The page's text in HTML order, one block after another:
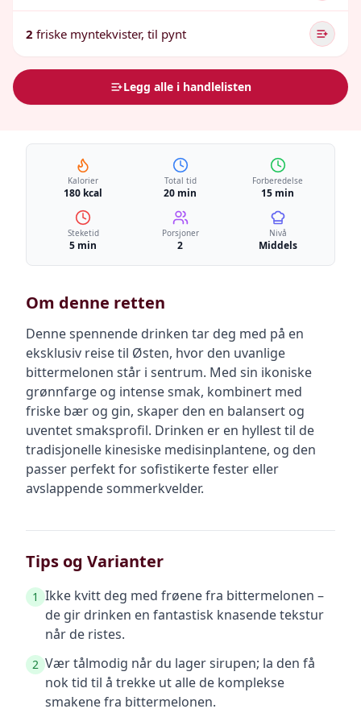
2 friske myntekvister, til pynt
Legg alle i handlelisten
Kalorier
180 kcal
Total tid
20 min
Forberedelse
15 min
Steketid
5 min
Porsjoner
2
Nivå
Middels
Om denne retten
Denne spennende drinken tar deg med på en
eksklusiv reise til Østen, hvor den uvanlige
bittermelonen står i sentrum. Med sin ikoniske
grønnfarge og intense smak, kombinert med
friske bær og gin, skaper den en balansert og
uventet smaksprofil. Drinken er en hyllest til de
tradisjonelle kinesiske medisinplantene, og den
passer perfekt for sofistikerte fester eller
avslappende sommerkvelder.
Tips og Varianter
1 Ikke kvitt deg med frøene fra bittermelonen –
de gir drinken en fantastisk knasende tekstur
når de ristes.
2 Vær tålmodig når du lager sirupen; la den få
nok tid til å trekke ut alle de komplekse
smakene fra bittermelonen.